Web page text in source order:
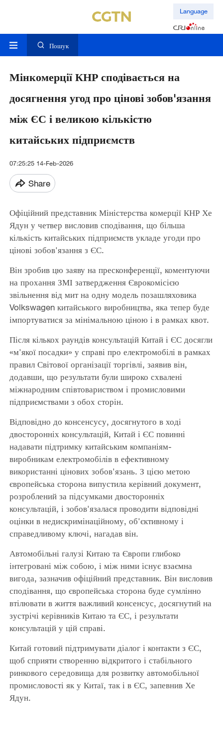
Language
Пошук
Мінкомерції КНР сподівається на
досягнення угод про цінові зобов'язання
між ЄС і великою кількістю
китайських підприємств
07:25:25 14-Feb-2026
Share
Офіційний представник Міністерства комерції КНР Хе
Ядун у четвер висловив сподівання, що більша
кількість китайських підприємств укладе угоди про
цінові зобов'язання з ЄС.
Він зробив цю заяву на пресконференції, коментуючи
на прохання ЗМІ затвердження Єврокомісією
звільнення від мит на одну модель позашляховика
Volkswagen китайського виробництва, яка тепер буде
імпортуватися за мінімальною ціною і в рамках квот.
Після кількох раундів консультацій Китай і ЄС досягли
«м'якої посадки» у справі про електромобілі в рамках
правил Світової організації торгівлі, заявив він,
додавши, що результати були широко схвалені
міжнародним співтовариством і промисловими
підприємствами з обох сторін.
Відповідно до консенсусу, досягнутого в ході
двосторонніх консультацій, Китай і ЄС повинні
надавати підтримку китайським компаніям-
виробникам електромобілів в ефективному
використанні цінових зобов'язань. З цією метою
європейська сторона випустила керівний документ,
розроблений за підсумками двосторонніх
консультацій, і зобов'язалася проводити відповідні
оцінки в недискримінаційному, об'єктивному і
справедливому ключі, нагадав він.
Автомобільні галузі Китаю та Європи глибоко
інтегровані між собою, і між ними існує взаємна
вигода, зазначив офіційний представник. Він висловив
сподівання, що європейська сторона буде сумлінно
втілювати в життя важливий консенсус, досягнутий на
зустрічі керівників Китаю та ЄС, і результати
консультацій у цій справі.
Китай готовий підтримувати діалог і контакти з ЄС,
щоб сприяти створенню відкритого і стабільного
ринкового середовища для розвитку автомобільної
промисловості як у Китаї, так і в ЄС, запевнив Хе
Ядун.